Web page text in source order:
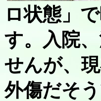
ロ状態」
す。入院
せんが、
外傷だそ